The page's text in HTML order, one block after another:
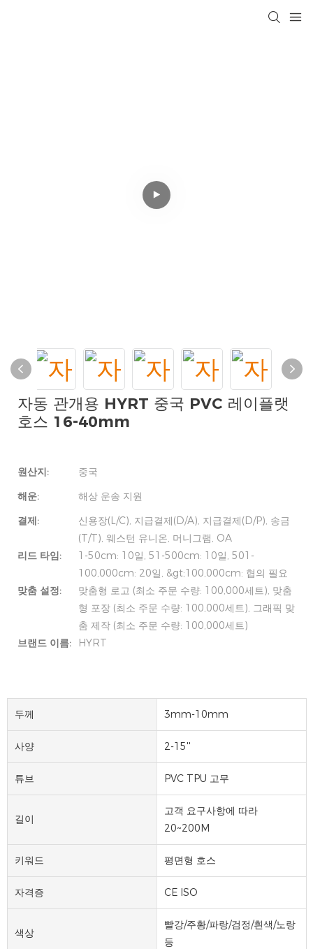
자동 관개용 HYRT 중국 PVC 레이플랫
호스 16-40mm
원산지:
중국
해운:
해상 운송 지원
결제:
신용장(L/C), 지급결제(D/A), 지급결제(D/P), 송금
(T/T), 웨스턴 유니온, 머니그램, OA
리드 타임:
1-50cm: 10일, 51-500cm: 10일, 501-
100,000cm: 20일, &gt;100,000cm: 협의 필요
맞춤 설정:
맞춤형 로고 (최소 주문 수량: 100,000세트), 맞춤
형 포장 (최소 주문 수량: 100,000세트), 그래픽 맞
춤 제작 (최소 주문 수량: 100,000세트)
브랜드 이름:
HYRT
두께 3mm-10mm
사양 2-15''
튜브 PVC TPU 고무
길이
고객 요구사항에 따라
20~200M
키워드 평면형 호스
자격증 CE ISO
색상
빨강/주황/파랑/검정/흰색/노랑
등